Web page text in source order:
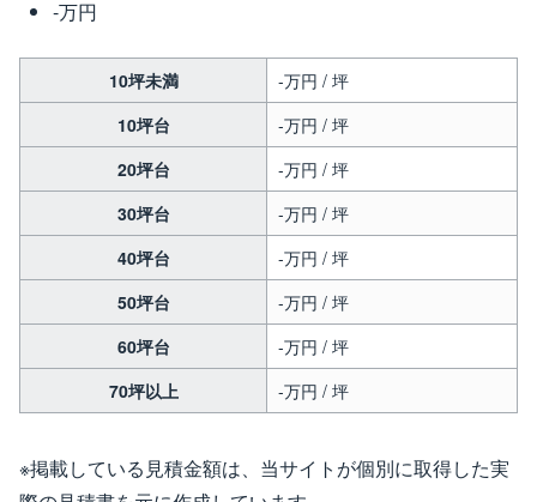
-万円
10坪未満
-万円 / 坪
10坪台
-万円 / 坪
20坪台
-万円 / 坪
30坪台
-万円 / 坪
40坪台
-万円 / 坪
50坪台
-万円 / 坪
60坪台
-万円 / 坪
70坪以上
-万円 / 坪
※掲載している見積金額は、当サイトが個別に取得した実